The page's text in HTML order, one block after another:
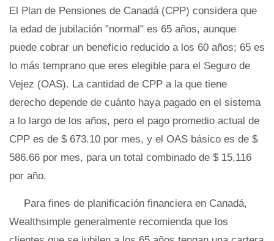
El Plan de Pensiones de Canadá (CPP) considera que
la edad de jubilación "normal" es 65 años, aunque
puede cobrar un beneficio reducido a los 60 años; 65 es
lo más temprano que eres elegible para el Seguro de
Vejez (OAS). La cantidad de CPP a la que tiene
derecho depende de cuánto haya pagado en el sistema
a lo largo de los años, pero el pago promedio actual de
CPP es de $ 673.10 por mes, y el OAS básico es de $
586.66 por mes, para un total combinado de $ 15,116
por año.
Para fines de planificación financiera en Canadá,
Wealthsimple generalmente recomienda que los